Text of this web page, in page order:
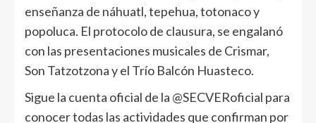
enseñanza de náhuatl, tepehua, totonaco y
popoluca. El protocolo de clausura, se engalanó
con las presentaciones musicales de Crismar,
Son Tatzotzona y el Trío Balcón Huasteco.
Sigue la cuenta oficial de la @SECVERoficial para
conocer todas las actividades que confirman por